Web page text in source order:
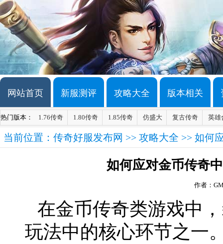
网站首页 新服测评 攻略大全 版本相关
热门版本： 1.76传奇 1.80传奇 1.85传奇 仿盛大 复古传奇 英雄
当前位置： 传奇好服发布网 >> 攻略大全 >> 如何
如何应对金币传奇
作者：
在金币传奇类游戏中，
玩法中的核心环节之一